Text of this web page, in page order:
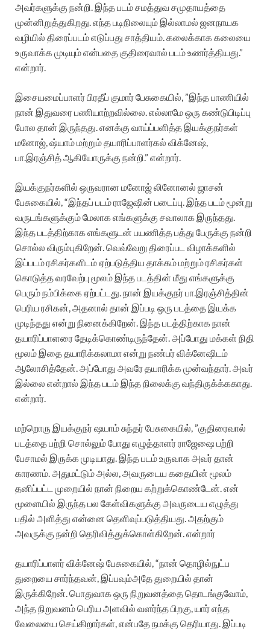
அவர்களுக்கு நன்றி. இந்த படம் சமத்துவ சமுதாயத்தை
முன்னிறுத்துகிறது. எந்த படிநிலையும் இல்லாமல் ஜனநாயக
வழியில் திரைப்படம் எடுப்பது சாத்தியம். கலைக்காக கலையை
உருவாக்க முடியும் என்பதை குதிரைவால் படம் உணர்த்தியது.”
என்றார்.
இசையமைப்பாளர் பிரதீப் குமார் பேசுகையில், ”இந்த பாணியில்
நான் இதுவரை பணியாற்றவில்லை. எல்லாமே ஒரு கண்டுபிடிப்பு
போல தான் இருந்தது. எனக்கு வாய்ப்பளித்த இயக்குநர்கள்
மனோஜ், ஷ்யாம் மற்றும் தயாரிப்பாளர்கல் விக்னேஷ்,
பா.இரஞ்சித் ஆகியோருக்கு நன்றி.” என்றார்.
இயக்குநர்களில் ஒருவரான மனோஜ் லினோனல் ஜாசன்
பேசுகையில், “இந்தப் படம் ராஜேஷின் படைப்பு. இந்த படம் மூன்று
வருடங்களுக்கும் மேலாக எங்களுக்கு சவாலாக இருந்தது.
இந்த படத்திற்காக எங்களுடன் பயணித்த பத்து பேருக்கு நன்றி
சொல்ல விரும்புகிறேன். வெவ்வேறு திரைப்பட விழாக்களில்
இப்படம் ரசிகர்களிடம் ஏற்படுத்திய தாக்கம் மற்றும் ரசிகர்கள்
கொடுத்த வரவேற்பு மூலம் இந்த படத்தின் மீது எங்களுக்கு
பெரும் நம்பிக்கை ஏற்பட்டது. நான் இயக்குநர் பா.இரஞ்சித்தின்
பெரிய ரசிகன், அதனால் தான் இப்படி ஒரு படத்தை இயக்க
முடிந்தது என்று நினைக்கிறேன். இந்த படத்திற்காக நான்
தயாரிப்பாளரை தேடிக்கொண்டிருந்தேன். அப்போது மக்கள் நிதி
மூலம் இதை தயாரிக்கலாமா என்று நண்பர் விக்னேஷிடம்
ஆலோசித்தேன். அப்போது அவரே தயாரிக்க முன்வந்தார். அவர்
இல்லை என்றால் இந்த படம் இந்த நிலைக்கு வந்திருக்க்ககாது.
என்றார்.
மற்றொரு இயக்குநர் ஷயாம் சுந்தர் பேசுகையில், ”குதிரைவால்
படத்தை பற்றி சொல்லும் போது எழுத்தாளர் ராஜேஷை பற்றி
பேசாமல் இருக்க முடியாது. இந்த படம் உருவாக அவர் தான்
காரணம். அதுமட்டும் அல்ல, அவருடைய கதையின் மூலம்
தனிப்பட்ட முறையில் நான் நிறைய கற்றுக்கொண்டேன். என்
மூளையில் இருந்த பல கேள்விகளுக்கு அவருடைய எழுத்து
பதில் அளித்து என்னை தெளிவுப்படுத்தியது. அதற்கும்
அவருக்கு நன்றி தெரிவித்துக்கொள்கிறேன். என்றார்
தயாரிப்பாளர் விக்னேஷ் பேசுகையில், “நான் தொழில்நுட்ப
துறையை சார்ந்தவன், இப்பவும்அதே துறையில் தான்
இருக்கிறேன். பொதுவாக ஒரு நிறுவனத்தை தொடங்குவோம்,
அந்த நிறுவனம் பெரிய அளவில் வளர்ந்த பிறகு, யார் எந்த
வேலையை செய்கிறார்கள், என்பதே நமக்கு தெரியாது. இப்படி